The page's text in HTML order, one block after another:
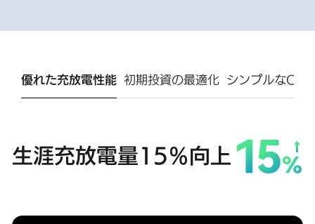
優れた充放電性能 初期投資の最適化 シンプルなO＆
生涯充放電量15％向上